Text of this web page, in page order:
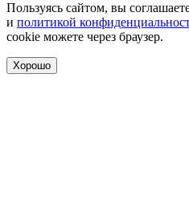
Пользуясь сайтом, вы
и политикой
cookie можете через браузер.
Хорошо